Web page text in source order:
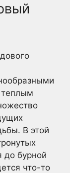
теплым
В этой
до бурной
что-то